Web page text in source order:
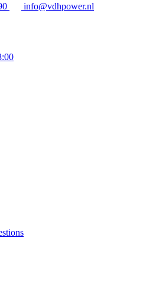
info@vdhpower.nl